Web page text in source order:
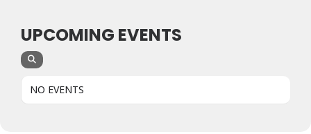
UPCOMING EVENTS
NO EVENTS